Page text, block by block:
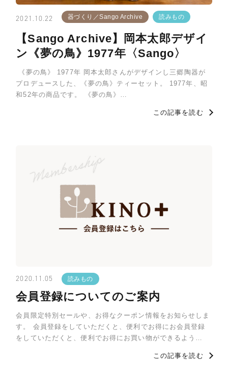
2021.10.22 器づくり／Sango Archive 読みもの
【Sango Archive】岡本太郎デザイ
ン《夢の鳥》1977年〈Sango〉
《夢の鳥》 1977年 岡本太郎さんがデザインし三郷陶器が
プロデュースした、《夢の鳥》ティーセット。 1977年、昭
和52年の商品です。 《夢の鳥》…
この記事を読む
2020.11.05 読みもの
会員登録についてのご案内
会員限定特別セールや、お得なクーポン情報をお知らせしま
す。 会員登録をしていただくと、便利でお得にお会員登録
をしていただくと、便利でお得にお買い物ができるよう…
この記事を読む